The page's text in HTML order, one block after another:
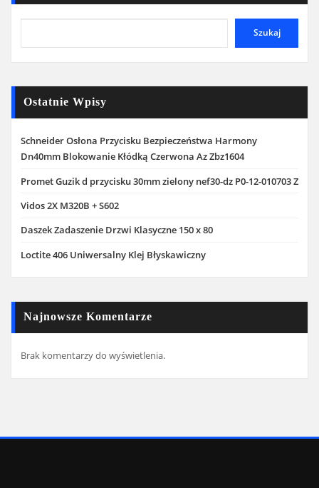
Szukaj
Ostatnie Wpisy
Schneider Osłona Przycisku Bezpieczeństwa Harmony
Dn40mm Blokowanie Kłódką Czerwona Az Zbz1604
Promet Guzik d przycisku 30mm zielony nef30-dz P0-12-010703 Z
Vidos 2X M320B + S602
Daszek Zadaszenie Drzwi Klasyczne 150 x 80
Loctite 406 Uniwersalny Klej Błyskawiczny
Najnowsze Komentarze
Brak komentarzy do wyświetlenia.